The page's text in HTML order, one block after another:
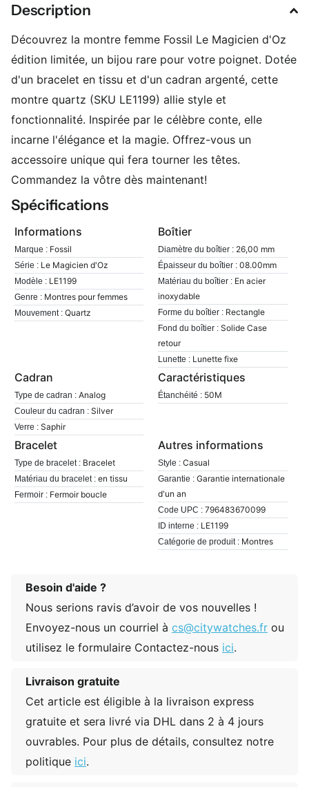
Description
Découvrez la montre femme Fossil Le Magicien d'Oz
édition limitée, un bijou rare pour votre poignet. Dotée
d'un bracelet en tissu et d'un cadran argenté, cette
montre quartz (SKU LE1199) allie style et
fonctionnalité. Inspirée par le célèbre conte, elle
incarne l'élégance et la magie. Offrez-vous un
accessoire unique qui fera tourner les têtes.
Commandez la vôtre dès maintenant!
Spécifications
Informations
Marque : Fossil
Série : Le Magicien d'Oz
Modèle : LE1199
Genre : Montres pour femmes
Mouvement : Quartz
Boîtier
Diamètre du boîtier : 26,00 mm
Épaisseur du boîtier : 08.00mm
Matériau du boîtier : En acier
inoxydable
Forme du boîtier : Rectangle
Fond du boîtier : Solide Case
retour
Lunette : Lunette fixe
Cadran
Type de cadran : Analog
Couleur du cadran : Silver
Verre : Saphir
Caractéristiques
Étanchéité : 50M
Bracelet
Type de bracelet : Bracelet
Matériau du bracelet : en tissu
Fermoir : Fermoir boucle
Autres informations
Style : Casual
Garantie : Garantie internationale
d'un an
Code UPC : 796483670099
ID interne : LE1199
Catégorie de produit : Montres
Besoin d'aide ?
Nous serions ravis d’avoir de vos nouvelles !
Envoyez-nous un courriel à cs@citywatches.fr ou
utilisez le formulaire Contactez-nous ici.
Livraison gratuite
Cet article est éligible à la livraison express
gratuite et sera livré via DHL dans 2 à 4 jours
ouvrables. Pour plus de détails, consultez notre
politique ici.